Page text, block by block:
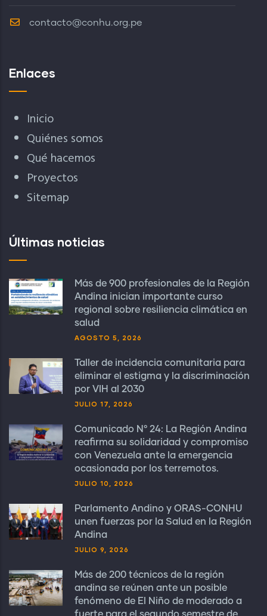
contacto@conhu.org.pe
Enlaces
Inicio
Quiénes somos
Qué hacemos
Proyectos
Sitemap
Últimas noticias
Más de 900 profesionales de la Región
Andina inician importante curso
regional sobre resiliencia climática en
salud
AGOSTO 5, 2026
Taller de incidencia comunitaria para
eliminar el estigma y la discriminación
por VIH al 2030
JULIO 17, 2026
Comunicado N° 24: La Región Andina
reafirma su solidaridad y compromiso
con Venezuela ante la emergencia
ocasionada por los terremotos.
JULIO 10, 2026
Parlamento Andino y ORAS-CONHU
unen fuerzas por la Salud en la Región
Andina
JULIO 9, 2026
Más de 200 técnicos de la región
andina se reúnen ante un posible
fenómeno de El Niño de moderado a